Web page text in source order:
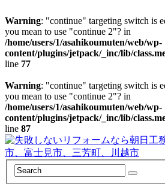
Warning: "continue" targeting switch is
you mean to use "continue 2"? in
/home/users/1/asahikoumuten/web/wp-
content/plugins/jetpack/_inc/lib/
line 77
Warning: "continue" targeting switch is
you mean to use "continue 2"? in
/home/users/1/asahikoumuten/web/wp-
content/plugins/jetpack/_inc/lib/
line 87